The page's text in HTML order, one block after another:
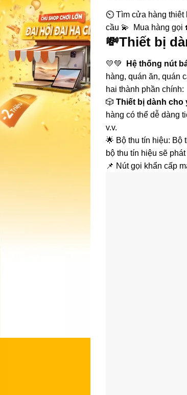
⏲️ Tìm cửa hàng thiêt
cầu 💫 Mua hàng gọi
💸Thiết bị
💛💚 Hệ thống nút
hàng, quán ăn, quán
hai thành phần chính:
🎲 Thiết bị dành cho
hàng có thể dễ dàng
v.v.
🌟 Bộ thu tín hiệu: Bộ
bộ thu tín hiệu sẽ
📌 Nút gọi khẩn cấp